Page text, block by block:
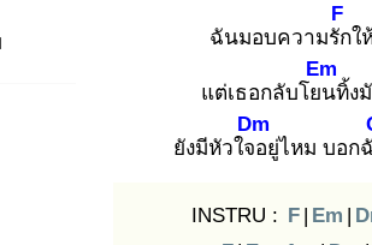
ฉันมอบความรัก
F
ใ
แต่เธอกลับโยน
Em
ทิ้ง
ยังมีหัวใจอ
Dm
ยู่ไหม บอก
INSTRU : F | Em |